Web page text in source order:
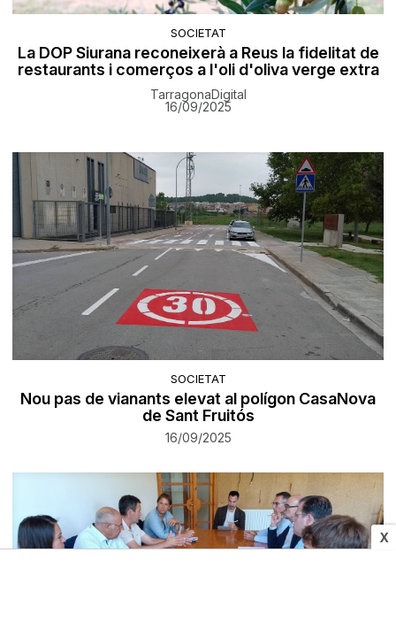
X
SOCIETAT
La DOP Siurana reconeixerà a Reus la fidelitat de
restaurants i comerços a l'oli d'oliva verge extra
TarragonaDigital
16/09/2025
SOCIETAT
Nou pas de vianants elevat al polígon CasaNova
de Sant Fruitós
16/09/2025